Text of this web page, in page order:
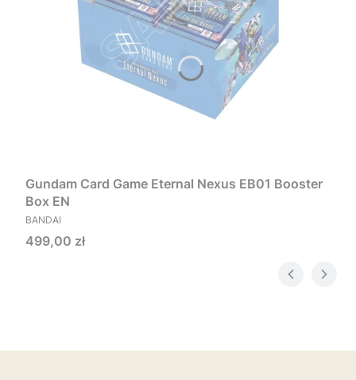
Gundam Card Game Eternal Nexus EB01 Booster
Box EN
PRODUCENT
BANDAI
Cena
499,00 zł